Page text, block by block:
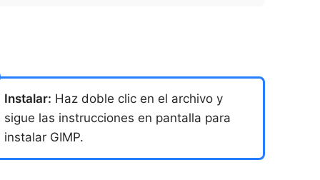
Instalar: Haz doble clic en el archivo y
sigue las instrucciones en pantalla para
instalar GIMP.